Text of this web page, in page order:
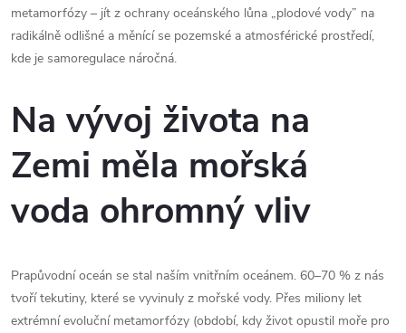
metamorfózy – jít z ochrany oceánského lůna „plodové vody” na
radikálně odlišné a měnící se pozemské a atmosférické prostředí,
kde je samoregulace náročná.
Na vývoj života na
Zemi měla mořská
voda ohromný vliv
Prapůvodní oceán se stal naším vnitřním oceánem. 60–70 % z nás
tvoří tekutiny, které se vyvinuly z mořské vody. Přes miliony let
extrémní evoluční metamorfózy (období, kdy život opustil moře pro